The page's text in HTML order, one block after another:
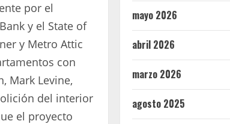
por el
y el State of
y Metro Attic
con
Mark Levine,
del interior
el proyecto
mayo 2026
abril 2026
marzo 2026
agosto 2025